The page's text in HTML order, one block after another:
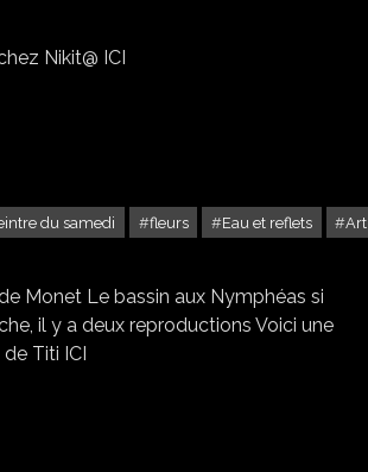
Nikit@ ICI
du samedi fleurs Eau et reflets Art
NYMPHÉAS ET NÉNUPHARS...
Monet Le bassin aux Nymphéas si
il y a deux reproductions Voici une
Titi ICI